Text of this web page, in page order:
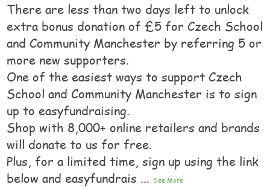
There are less than two days left to unlock
extra bonus donation of £5 for Czech School
and Community Manchester by referring 5 or
more new supporters.
One of the easiest ways to support Czech
School and Community Manchester is to sign
up to easyfundraising.
Shop with 8,000+ online retailers and brands
will donate to us for free.
Plus, for a limited time, sign up using the link
below and easyfundrais ... See More